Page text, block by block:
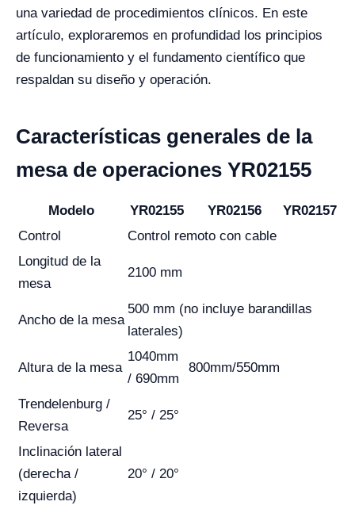
una variedad de procedimientos clínicos. En este
artículo, exploraremos en profundidad los principios
de funcionamiento y el fundamento científico que
respaldan su diseño y operación.
Características generales de la
mesa de operaciones YR02155
Modelo YR02155 YR02156
YR02157
Control
Control remoto con cable
Longitud de la
mesa
2100 mm
Ancho de la mesa
500 mm (no incluye barandillas
laterales)
Altura de la mesa
1040mm
/ 690mm
800mm/550mm
Trendelenburg /
Reversa
25° / 25°
Inclinación lateral
(derecha /
izquierda)
20° / 20°